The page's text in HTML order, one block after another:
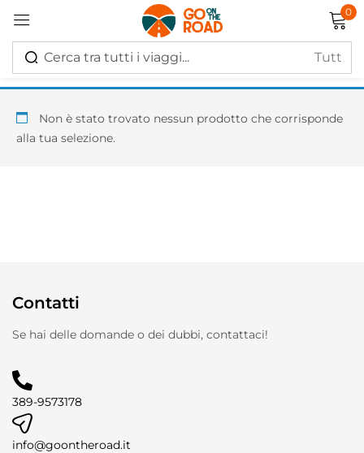
0
Non è stato trovato nessun prodotto che corrisponde
alla tua selezione.
Contatti
Se hai delle domande o dei dubbi, contattaci!
389-9573178
info@goontheroad.it
Accedi